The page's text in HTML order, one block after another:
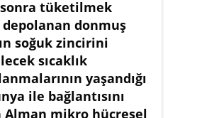
tüketilmek
depolanan donmuş
soğuk zincirini
sıcaklık
yaşandığı
ile bağlantısını
Alman mikro hücresel